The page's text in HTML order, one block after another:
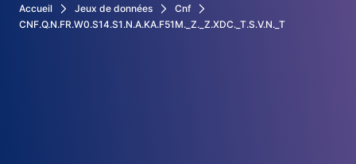
Accueil Jeux de données
Cnf
CNF.Q.N.FR.W0.S14.S1.N.A.KA.F51M._Z._Z.XDC._T.S.V.N._T